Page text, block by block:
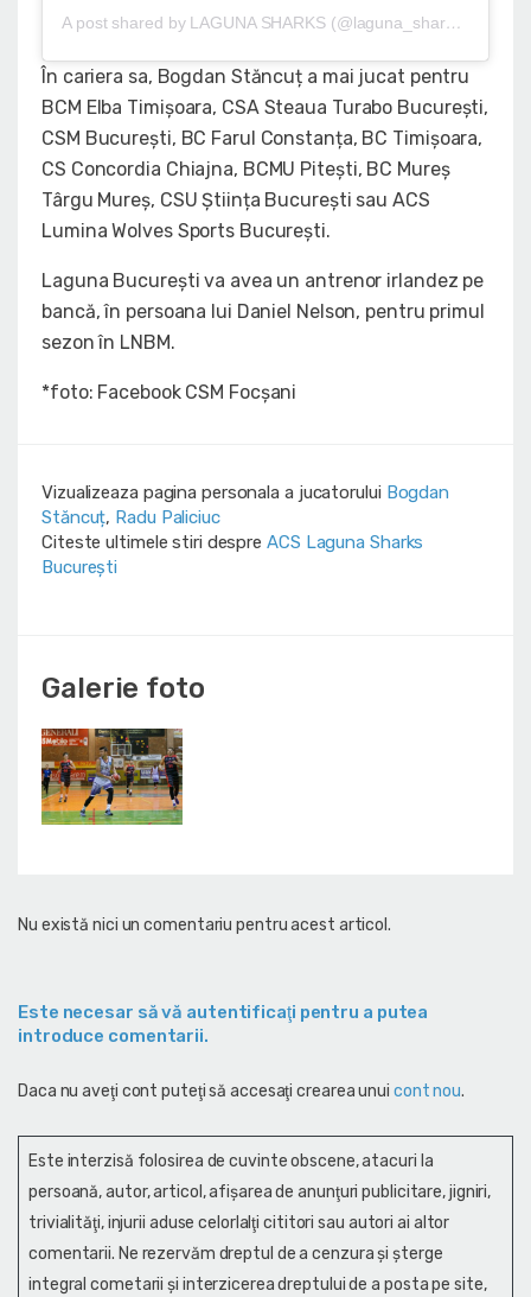
A post shared by LAGUNA SHARKS (@laguna_sharks_basketball)
În cariera sa, Bogdan Stăncuț a mai jucat pentru
BCM Elba Timișoara, CSA Steaua Turabo București,
CSM București, BC Farul Constanța, BC Timișoara,
CS Concordia Chiajna, BCMU Pitești, BC Mureș
Târgu Mureș, CSU Știința București sau ACS
Lumina Wolves Sports București.
Laguna București va avea un antrenor irlandez pe
bancă, în persoana lui Daniel Nelson, pentru primul
sezon în LNBM.
*foto: Facebook CSM Focșani
Vizualizeaza pagina personala a jucatorului Bogdan
Stăncuț, Radu Paliciuc
Citeste ultimele stiri despre ACS Laguna Sharks
București
Galerie foto
Nu există nici un comentariu pentru acest articol.
Este necesar să vă autentificaţi pentru a putea
introduce comentarii.
Daca nu aveţi cont puteţi să accesaţi crearea unui cont nou.
Este interzisă folosirea de cuvinte obscene, atacuri la
persoană, autor, articol, afişarea de anunţuri publicitare, jigniri,
trivialităţi, injurii aduse celorlalţi cititori sau autori ai altor
comentarii. Ne rezervăm dreptul de a cenzura și şterge
integral cometarii și interzicerea dreptului de a posta pe site,